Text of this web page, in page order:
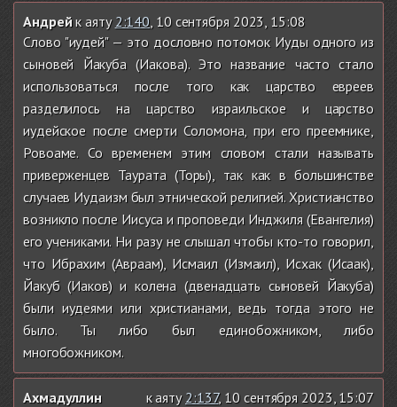
Андрейк аяту 2:140, 10 сентября 2023, 15:08
Слово "иудей" — это дословно потомок Иуды одного из
сыновей Йакуба (Иакова). Это название часто стало
использоваться после того как царство евреев
разделилось на царство израильское и царство
иудейское после смерти Соломона, при его преемнике,
Ровоаме. Со временем этим словом стали называть
приверженцев Таурата (Торы), так как в большинстве
случаев Иудаизм был этнической религией. Христианство
возникло после Иисуса и проповеди Инджиля (Евангелия)
его учениками. Ни разу не слышал чтобы кто-то говорил,
что Ибрахим (Авраам), Исмаил (Измаил), Исхак (Исаак),
Йакуб (Иаков) и колена (двенадцать сыновей Йакуба)
были иудеями или христианами, ведь тогда этого не
было. Ты либо был единобожником, либо
многобожником.
Ахмадуллин
к аяту 2:137, 10 сентября 2023, 15:07